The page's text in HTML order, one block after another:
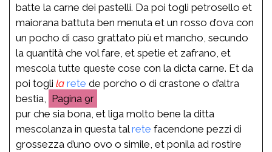
batte la carne dei pastelli. Da poi togli petrosello et
maiorana battuta ben menuta et un rosso d’ova con
un pocho di caso grattato più et mancho, secundo
la quantità che vol fare, et spetie et zafrano, et
mescola tutte queste cose con la dicta carne. Et da
poi togli la rete de porcho o di crastone o d’altra
bestia,
9r
pur che sia bona, et liga molto bene la ditta
mescolanza in questa talrete facendone pezzi di
grossezza d’uno ovo o simile, et ponila ad rostire